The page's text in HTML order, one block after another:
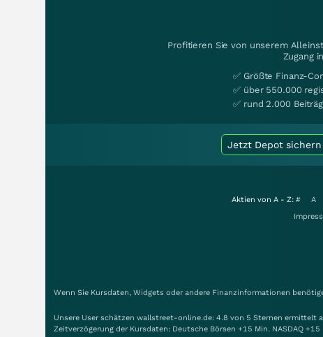
Profitieren Sie von unserem
Zugang
✅ Größte Finanz-
✅ über 550.000
✅ rund 2.000
Jetzt Depot sichern
Aktien von A - Z: # A
Wenn Sie Kursdaten, Widgets oder andere Finanzinformationen
Unsere User schätzen wallstreet-online.de: 4.8 von 5 Sternen ermittelt
Zeitverzögerung der Kursdaten: Deutsche Börsen +15 Min. NASDAQ